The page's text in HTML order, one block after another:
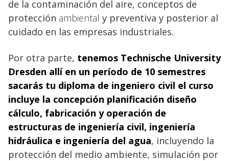
de la contaminación del aire, conceptos de
protección ambiental y preventiva y posterior al
cuidado en las empresas industriales.
Por otra parte, tenemos Technische University
Dresden allí en un período de 10 semestres
sacarás tu diploma de ingeniero civil el curso
incluye la concepción planificación diseño
cálculo, fabricación y operación de
estructuras de ingeniería civil, ingeniería
hidráulica e ingeniería del agua, incluyendo la
protección del medio ambiente, simulación por